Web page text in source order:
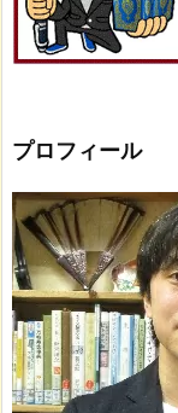
プロフィール